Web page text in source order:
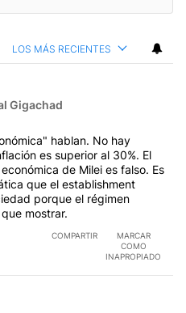
LOS MÁS RECIENTES
Gigachad
hablan. No hay
es superior al 30%. El
de Milei es falso. Es
que el establishment
porque el régimen
mostrar.
COMPARTIR
MARCAR
COMO
INAPROPIADO